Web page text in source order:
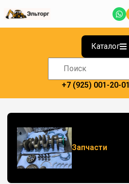
Каталог
+7 (925) 001-20-01
Запчасти